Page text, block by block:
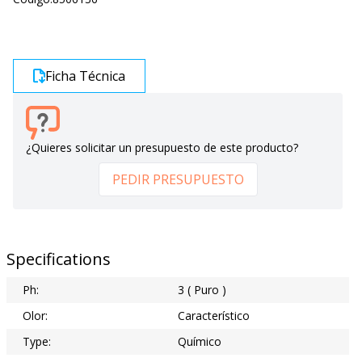
Ficha Técnica
¿Quieres solicitar un presupuesto de este producto?
PEDIR PRESUPUESTO
Specifications
Ph:
3 ( Puro )
Olor:
Característico
Type:
Químico